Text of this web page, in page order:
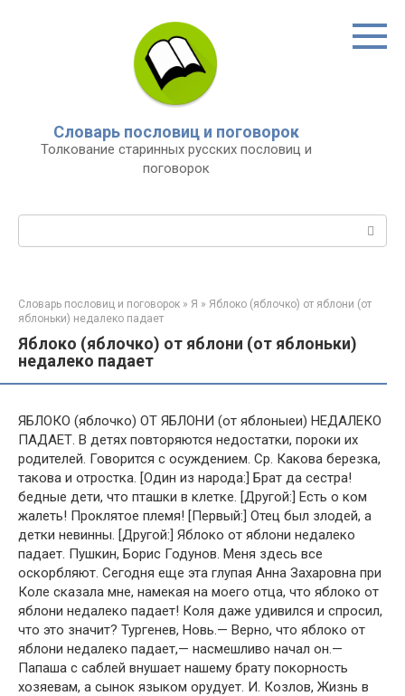
Словарь пословиц и поговорок
Толкование старинных русских пословиц и
поговорок
Словарь пословиц и поговорок » Я » Яблоко (яблочко) от яблони (от
яблоньки) недалеко падает
Яблоко (яблочко) от яблони (от яблоньки)
недалеко падает
ЯБЛОКО (яблочко) ОТ ЯБЛОНИ (от яблоныеи) НЕДАЛЕКО
ПАДАЕТ. В детях повторяются недостатки, пороки их
родителей. Говорится с осуждением. Ср. Какова березка,
такова и отростка. [Один из народа:] Брат да сестра!
бедные дети, что пташки в клетке. [Другой:] Есть о ком
жалеть! Проклятое племя! [Первый:] Отец был злодей, а
детки невинны. [Другой:] Яблоко от яблони недалеко
падает. Пушкин, Борис Годунов. Меня здесь все
оскорбляют. Сегодня еще эта глупая Анна Захаровна при
Коле сказала мне, намекая на моего отца, что яблоко от
яблони недалеко падает! Коля даже удивился и спросил,
что это значит? Тургенев, Новь.— Верно, что яблоко от
яблони недалеко падает,— насмешливо начал он.—
Папаша с саблей внушает нашему брату покорность
хозяевам, а сынок языком орудует. И. Козлов, Жизнь в